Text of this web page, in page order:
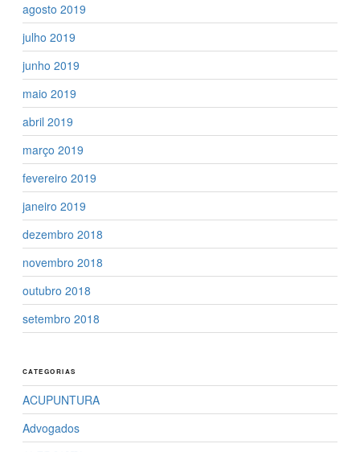
agosto 2019
julho 2019
junho 2019
maio 2019
abril 2019
março 2019
fevereiro 2019
janeiro 2019
dezembro 2018
novembro 2018
outubro 2018
setembro 2018
CATEGORIAS
ACUPUNTURA
Advogados